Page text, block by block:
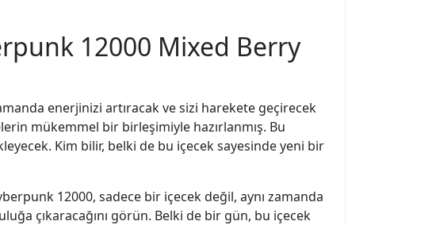
12000 Mixed Berry
enerjinizi artıracak ve sizi harekete geçirecek
mükemmel bir birleşimiyle hazırlanmış. Bu
Kim bilir, belki de bu içecek sayesinde yeni bir
12000, sadece bir içecek değil, aynı zamanda
çıkaracağını görün. Belki de bir gün, bu içecek